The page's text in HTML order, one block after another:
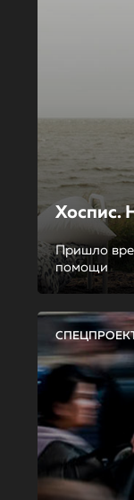
Хоспис.
Пришло
помощи